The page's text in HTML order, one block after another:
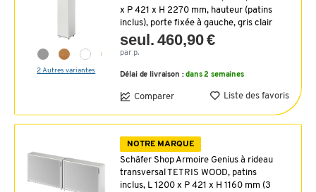
2 Autres variantes
x P 421 x H 2270 mm, hauteur (patins
inclus), porte fixée à gauche, gris clair
seul. 460,90 €
par p.
Délai de livraison :dans 2 semaines
Comparer Liste des favoris
NOTRE MARQUE
Schäfer Shop Armoire Genius à rideau
transversal TETRIS WOOD, patins
inclus, L 1200 x P 421 x H 1160 mm (3